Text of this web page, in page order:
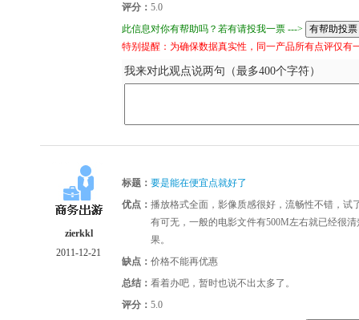
评分： 5.0
此信息对你有帮助吗？若有请投我一票 --->
特别提醒：为确保数据真实性，同一产品所有点评仅有
我来对此观点说两句（最多400个字符）
zierkkl
2011-12-21
标题： 要是能在便宜点就好了
优点： 播放格式全面，影像质感很好，流畅性不错，
有可无，一般的电影文件有500M左右就已经很
果。
缺点： 价格不能再优惠
总结： 看着办吧，暂时也说不出太多了。
评分： 5.0